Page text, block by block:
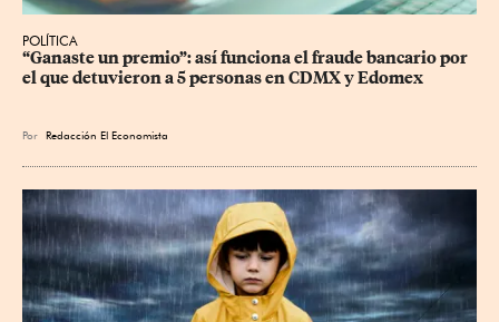
POLÍTICA
“Ganaste un premio”: así funciona el fraude bancario por
el que detuvieron a 5 personas en CDMX y Edomex
Por Redacción El Economista